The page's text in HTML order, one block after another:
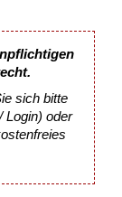
sich bitte
Login) oder